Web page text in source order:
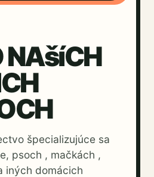
NAšíCH
špecializujúce sa
psoch , mačkách ,
iných domácich